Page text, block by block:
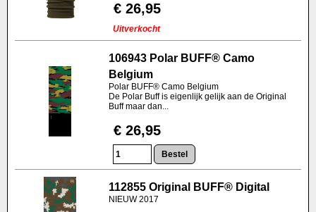
€ 26,95
Uitverkocht
106943 Polar BUFF® Camo
Belgium
Polar BUFF® Camo Belgium
De Polar Buff is eigenlijk gelijk aan de Original
Buff maar dan...
€ 26,95
112855 Original BUFF® Digital
NIEUW 2017